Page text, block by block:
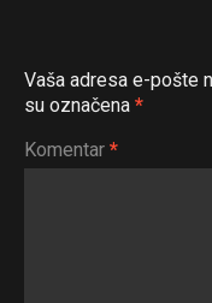
Vaša adresa e-pošte
su označena *
Komentar *